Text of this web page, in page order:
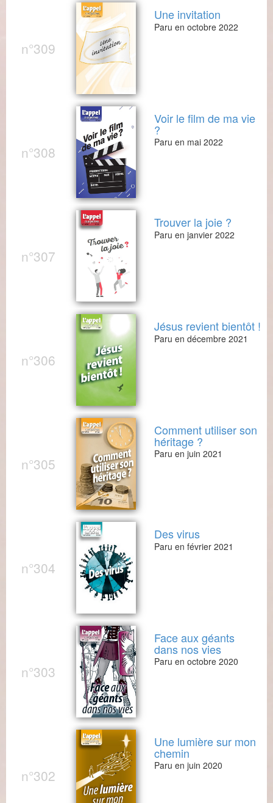
n°309
Une invitation
Paru en octobre 2022
n°308
Voir le film de ma vie
?
Paru en mai 2022
n°307
Trouver la joie ?
Paru en janvier 2022
n°306
Jésus revient bientôt !
Paru en décembre 2021
n°305
Comment utiliser son
héritage ?
Paru en juin 2021
n°304
Des virus
Paru en février 2021
n°303
Face aux géants
dans nos vies
Paru en octobre 2020
n°302
Une lumière sur mon
chemin
Paru en juin 2020